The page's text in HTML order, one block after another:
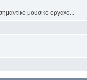
μουσικό όργανο...